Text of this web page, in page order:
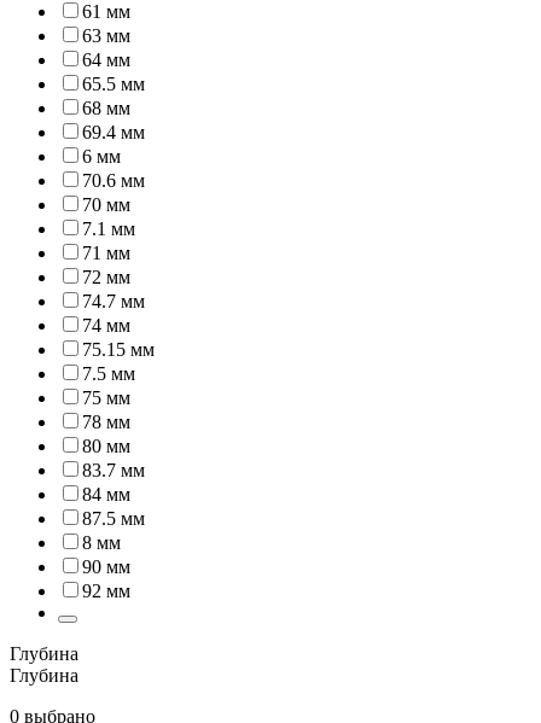
61 мм
63 мм
64 мм
65.5 мм
68 мм
69.4 мм
6 мм
70.6 мм
70 мм
7.1 мм
71 мм
72 мм
74.7 мм
74 мм
75.15 мм
7.5 мм
75 мм
78 мм
80 мм
83.7 мм
84 мм
87.5 мм
8 мм
90 мм
92 мм
Глубина
Глубина
0 выбрано